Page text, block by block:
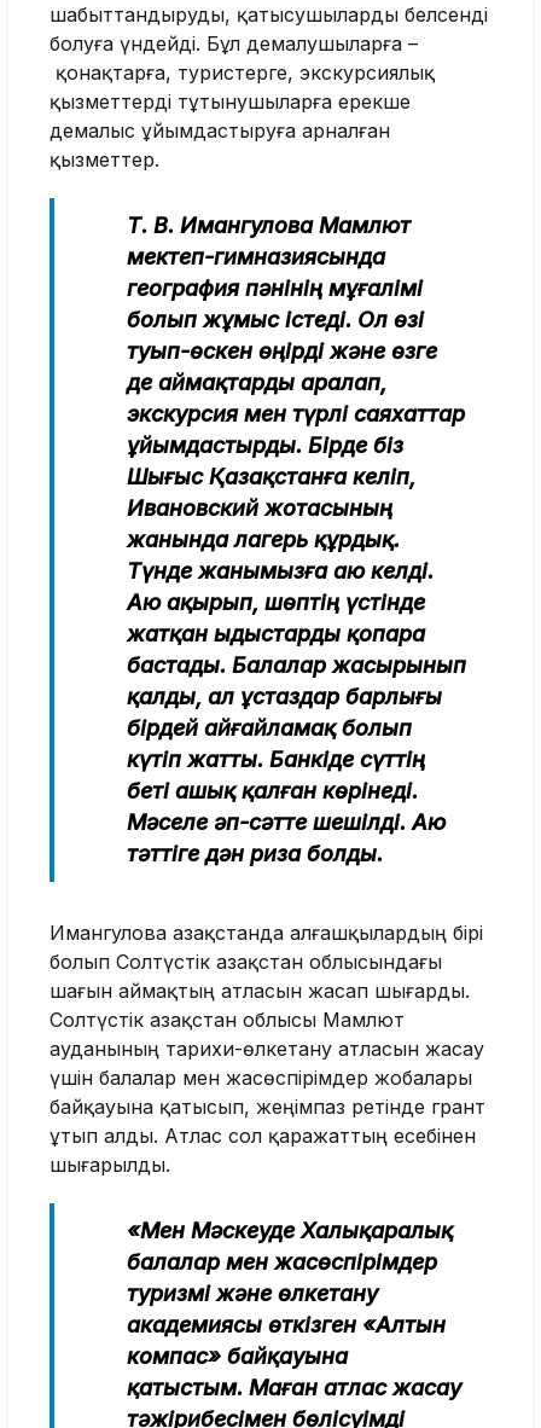
шабыттандыруды, қатысушыларды белсенді
болуға үндейді. Бұл демалушыларға –
қонақтарға, туристерге, экскурсиялық
қызметтерді тұтынушыларға ерекше
демалыс ұйымдастыруға арналған
қызметтер.
Т. В. Имангулова Мамлют
мектеп-гимназиясында
география пәнінің мұғалімі
болып жұмыс істеді. Ол өзі
туып-өскен өңірді және өзге
де аймақтарды аралап,
экскурсия мен түрлі саяхаттар
ұйымдастырды. Бірде біз
Шығыс Қазақстанға келіп,
Ивановский жотасының
жанында лагерь құрдық.
Түнде жанымызға аю келді.
Аю ақырып, шөптің үстінде
жатқан ыдыстарды қопара
бастады. Балалар жасырынып
қалды, ал ұстаздар барлығы
бірдей айғайламақ болып
күтіп жатты. Банкіде сүттің
беті ашық қалған көрінеді.
Мәселе әп-сәтте шешілді. Аю
тәттіге дән риза болды.
Имангулова Қазақстанда алғашқылардың бірі
болып Солтүстік Қазақстан облысындағы
шағын аймақтың атласын жасап шығарды.
Солтүстік Қазақстан облысы Мамлют
ауданының тарихи-өлкетану атласын жасау
үшін балалар мен жасөспірімдер жобалары
байқауына қатысып, жеңімпаз ретінде грант
ұтып алды. Атлас сол қаражаттың есебінен
шығарылды.
«Мен Мәскеуде Халықаралық
балалар мен жасөспірімдер
туризмі және өлкетану
академиясы өткізген «Алтын
компас» байқауына
қатыстым. Маған атлас жасау
тәжірибесімен бөлісуімді